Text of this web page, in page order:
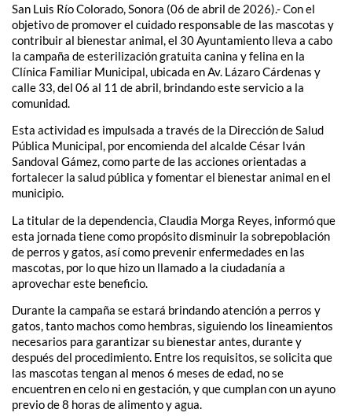
San Luis Río Colorado, Sonora (06 de abril de 2026).- Con el
objetivo de promover el cuidado responsable de las mascotas y
contribuir al bienestar animal, el 30 Ayuntamiento lleva a cabo
la campaña de esterilización gratuita canina y felina en la
Clínica Familiar Municipal, ubicada en Av. Lázaro Cárdenas y
calle 33, del 06 al 11 de abril, brindando este servicio a la
comunidad.
Esta actividad es impulsada a través de la Dirección de Salud
Pública Municipal, por encomienda del alcalde César Iván
Sandoval Gámez, como parte de las acciones orientadas a
fortalecer la salud pública y fomentar el bienestar animal en el
municipio.
La titular de la dependencia, Claudia Morga Reyes, informó que
esta jornada tiene como propósito disminuir la sobrepoblación
de perros y gatos, así como prevenir enfermedades en las
mascotas, por lo que hizo un llamado a la ciudadanía a
aprovechar este beneficio.
Durante la campaña se estará brindando atención a perros y
gatos, tanto machos como hembras, siguiendo los lineamientos
necesarios para garantizar su bienestar antes, durante y
después del procedimiento. Entre los requisitos, se solicita que
las mascotas tengan al menos 6 meses de edad, no se
encuentren en celo ni en gestación, y que cumplan con un ayuno
previo de 8 horas de alimento y agua.